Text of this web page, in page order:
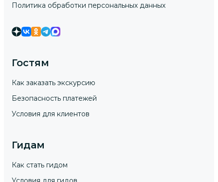
Политика обработки персональных данных
Гостям
Как заказать экскурсию
Безопасность платежей
Условия для клиентов
Гидам
Как стать гидом